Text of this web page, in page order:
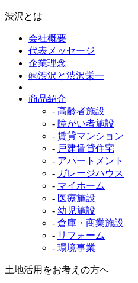
渋沢とは
会社概要
代表メッセージ
企業理念
㈱渋沢と渋沢栄一
商品紹介
- 高齢者施設
- 障がい者施設
- 賃貸マンション
- 戸建賃貸住宅
- アパートメント
- ガレージハウス
- マイホーム
- 医療施設
- 幼児施設
- 倉庫・商業施設
- リフォーム
- 環境事業
土地活用をお考えの方へ